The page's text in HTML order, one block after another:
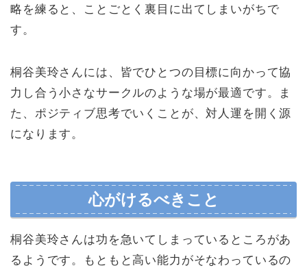
略を練ると、ことごとく裏目に出てしまいがちで
す。
桐谷美玲さんには、皆でひとつの目標に向かって協
力し合う小さなサークルのような場が最適です。ま
た、ポジティブ思考でいくことが、対人運を開く源
になります。
心がけるべきこと
桐谷美玲さんは功を急いてしまっているところがあ
るようです。もともと高い能力がそなわっているの